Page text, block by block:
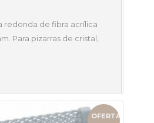
redonda de fibra acrílica
Para pizarras de cristal,
OFERTA